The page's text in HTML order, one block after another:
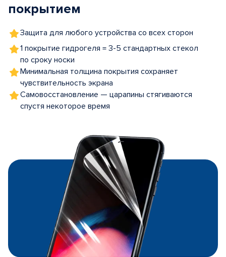
покрытием
Защита для любого устройства со всех сторон
1 покрытие гидрогеля = 3-5 стандартных стекол
по сроку носки
Минимальная толщина покрытия сохраняет
чувствительность экрана
Самовосстановление — царапины стягиваются
спустя некоторое время